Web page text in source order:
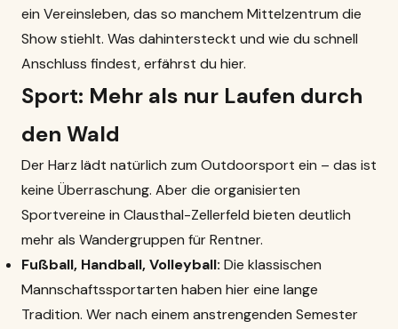
ein Vereinsleben, das so manchem Mittelzentrum die
Show stiehlt. Was dahintersteckt und wie du schnell
Anschluss findest, erfährst du hier.
Sport: Mehr als nur Laufen durch
den Wald
Der Harz lädt natürlich zum Outdoorsport ein – das ist
keine Überraschung. Aber die organisierten
Sportvereine in Clausthal-Zellerfeld bieten deutlich
mehr als Wandergruppen für Rentner.
Fußball, Handball, Volleyball: Die klassischen
Mannschaftssportarten haben hier eine lange
Tradition. Wer nach einem anstrengenden Semester